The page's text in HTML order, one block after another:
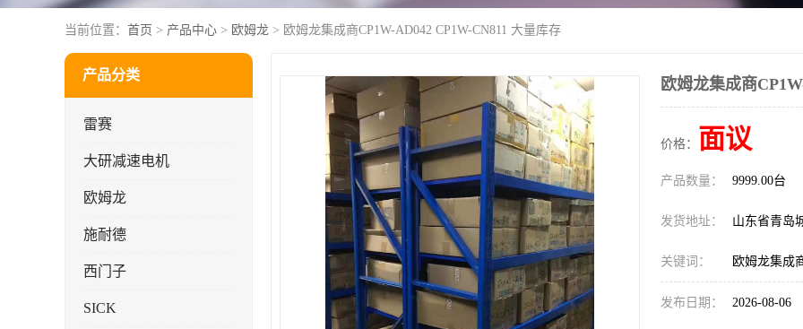
当前位置： 首页 > 产品中心 > 欧姆龙 > 欧姆龙集成商CP1W-AD042 CP1W-CN811 大量库存
产品分类
雷赛
大研减速电机
欧姆龙
施耐德
西门子
SICK
欧姆龙集成商
价格： 面议
产品数量： 9999.00台
发货地址： 山东省青岛
关键词： 欧姆龙集成
发布日期： 2026-08-06